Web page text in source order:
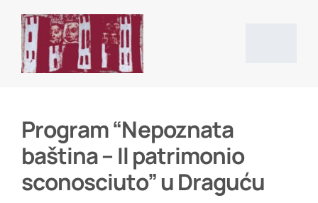
content
Vijesti
Program “Nepoznata
baština – Il patrimonio
sconosciuto” u Draguću